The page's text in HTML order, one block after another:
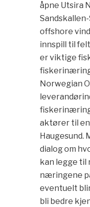
åpne Utsira
offshore
innspill til
er viktige
Norwegian
aktører til en
Haugesund.
dialog om
kan legge til
næringene
eventuelt
bli bedre